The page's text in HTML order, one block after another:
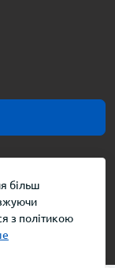
більш
з політикою